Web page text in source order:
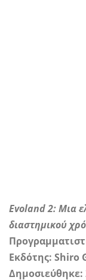
Evoland 2:Μια
διαστημικού
Εκδότης: Shiro
Δημοσιεύθηκε: